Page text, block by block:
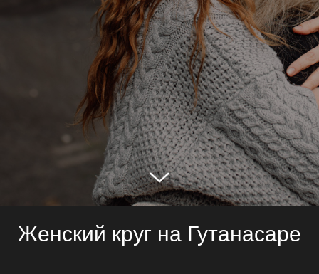
Женский круг на Гутанасаре